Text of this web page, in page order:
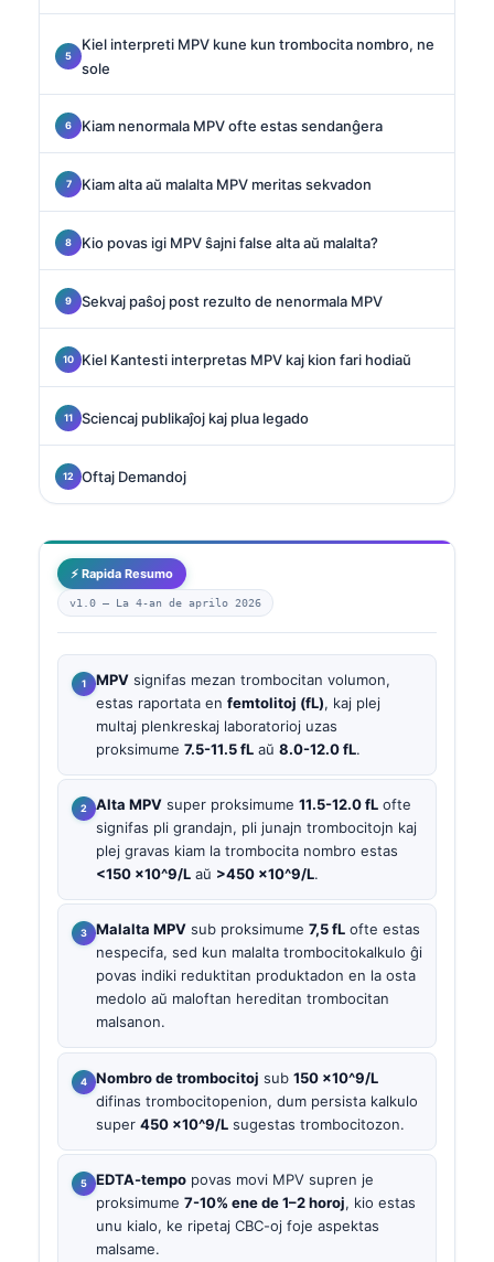
Kiel interpreti MPV kune kun trombocita nombro, ne
sole
Kiam nenormala MPV ofte estas sendanĝera
Kiam alta aŭ malalta MPV meritas sekvadon
Kio povas igi MPV ŝajni false alta aŭ malalta?
Sekvaj paŝoj post rezulto de nenormala MPV
Kiel Kantesti interpretas MPV kaj kion fari hodiaŭ
Sciencaj publikaĵoj kaj plua legado
Oftaj Demandoj
⚡ Rapida Resumo
v1.0 — La 4-an de aprilo 2026
MPV signifas mezan trombocitan volumon,
estas raportata en femtolitoj (fL), kaj plej
multaj plenkreskaj laboratorioj uzas
proksimume 7.5-11.5 fL aŭ 8.0-12.0 fL.
Alta MPV super proksimume 11.5-12.0 fL ofte
signifas pli grandajn, pli junajn trombocitojn kaj
plej gravas kiam la trombocita nombro estas
<150 ×10^9/L aŭ >450 ×10^9/L.
Malalta MPV sub proksimume 7,5 fL ofte estas
nespecifa, sed kun malalta trombocitokalkulo ĝi
povas indiki reduktitan produktadon en la osta
medolo aŭ maloftan hereditan trombocitan
malsanon.
Nombro de trombocitoj sub 150 ×10^9/L
difinas trombocitopenion, dum persista kalkulo
super 450 ×10^9/L sugestas trombocitozon.
EDTA-tempo povas movi MPV supren je
proksimume 7-10% ene de 1–2 horoj, kio estas
unu kialo, ke ripetaj CBC-oj foje aspektas
malsame.